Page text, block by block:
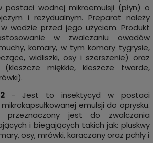
postaci wodnej mikroemulsji (płyn) o
i rezydualnym. Preparat należy
wodzie przed jego użyciem. Produkt
w zwalczaniu owadów
komary, w tym komary tygrysie,
widliszki, osy i szerszenie) oraz
(kleszcze miękkie, kleszcze twarde,
- Jest to insektycyd w postaci
emulsji do oprysku.
przeznaczony jest do zwalczania
i biegających takich jak: pluskwy
osy, mrówki, karaczany oraz pchły i